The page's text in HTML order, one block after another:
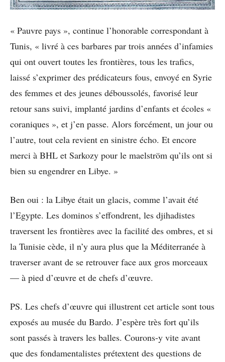
« Pauvre pays », continue l’honorable correspondant à
Tunis, « livré à ces barbares par trois années d’infamies
qui ont ouvert toutes les frontières, tous les trafics,
laissé s’exprimer des prédicateurs fous, envoyé en Syrie
des femmes et des jeunes déboussolés, favorisé leur
retour sans suivi, implanté jardins d’enfants et écoles «
coraniques », et j’en passe. Alors forcément, un jour ou
l’autre, tout cela revient en sinistre écho. Et encore
merci à BHL et Sarkozy pour le maelström qu’ils ont si
bien su engendrer en Libye. »
Ben oui : la Libye était un glacis, comme l’avait été
l’Egypte. Les dominos s’effondrent, les djihadistes
traversent les frontières avec la facilité des ombres, et si
la Tunisie cède, il n’y aura plus que la Méditerranée à
traverser avant de se retrouver face aux gros morceaux
— à pied d’œuvre et de chefs d’œuvre.
PS. Les chefs d’œuvre qui illustrent cet article sont tous
exposés au musée du Bardo. J’espère très fort qu’ils
sont passés à travers les balles. Courons-y vite avant
que des fondamentalistes prétextent des questions de